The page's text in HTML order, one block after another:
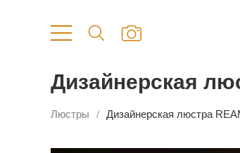
Дизайнерская
Люстры Дизайнерская люстра